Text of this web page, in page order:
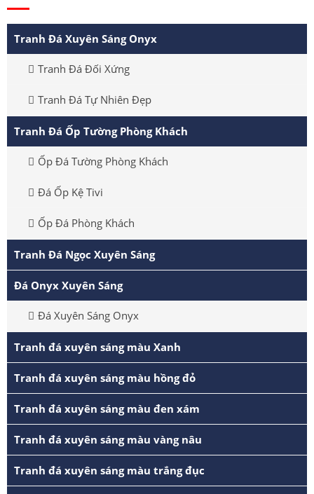
Tranh Đá Xuyên Sáng Onyx
Tranh Đá Đối Xứng
Tranh Đá Tự Nhiên Đẹp
Tranh Đá Ốp Tường Phòng Khách
Ốp Đá Tường Phòng Khách
Đá Ốp Kệ Tivi
Ốp Đá Phòng Khách
Tranh Đá Ngọc Xuyên Sáng
Đá Onyx Xuyên Sáng
Đá Xuyên Sáng Onyx
Tranh đá xuyên sáng màu Xanh
Tranh đá xuyên sáng màu hồng đỏ
Tranh đá xuyên sáng màu đen xám
Tranh đá xuyên sáng màu vàng nâu
Tranh đá xuyên sáng màu trắng đục